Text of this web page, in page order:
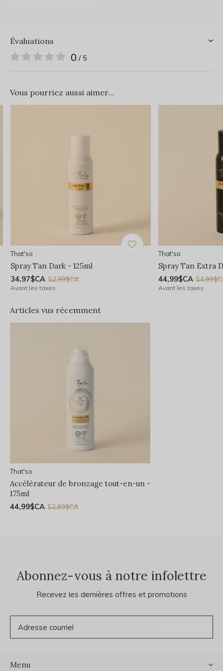
Évaluations
0 / 5
Vous pourriez aussi aimer...
That'so
Spray Tan Dark - 125ml
34,97$CA 52,99$CA
Avant les taxes
That'so
Spray Tan Extra
44,99$CA
Avant les taxes
Articles vus récemment
That'so
Accélérateur de bronzage tout-en-un -
175ml
44,99$CA 52,99$CA
Abonnez-vous à notre infolettre
Recevez les dernières offres et promotions
Menu